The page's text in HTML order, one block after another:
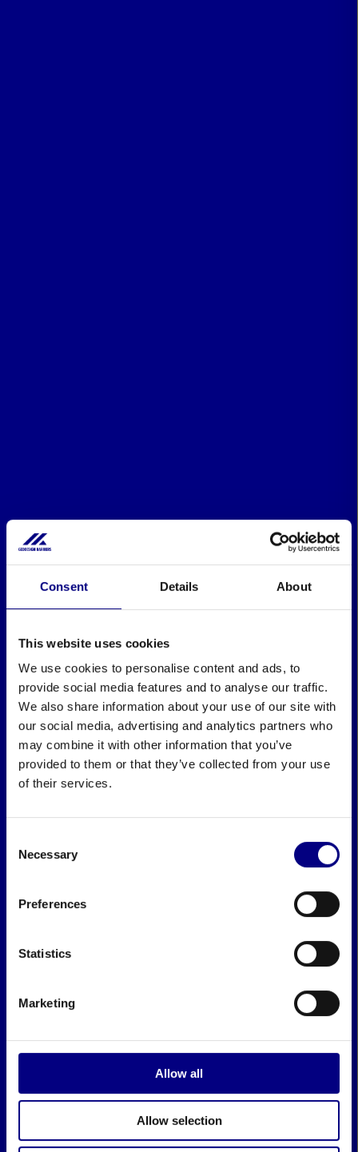
Consent Details About
This website uses cookies
We use cookies to personalise content and ads, to
provide social media features and to analyse our traffic.
We also share information about your use of our site with
our social media, advertising and analytics partners who
may combine it with other information that you’ve
provided to them or that they’ve collected from your use
of their services.
Selection
Necessary
Preferences
Statistics
Marketing
Allow all
Allow selection